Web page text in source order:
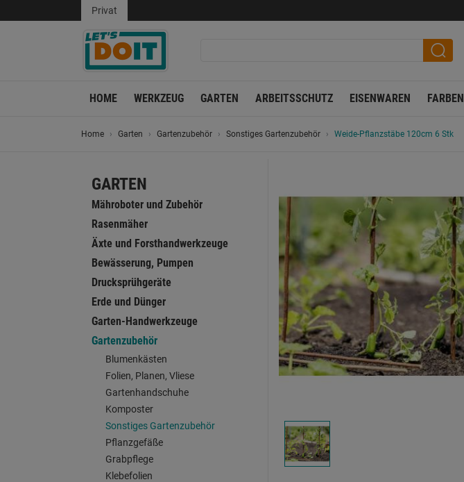
Privat
HOME WERKZEUG GARTEN ARBEITSSCHUTZ EISENWAREN FARBEN
Home Garten Gartenzubehör Sonstiges Gartenzubehör Weide-Pflanzstäbe 120cm 6 Stk
GARTEN
Mähroboter und Zubehör
Rasenmäher
Äxte und Forsthandwerkzeuge
Bewässerung, Pumpen
Drucksprühgeräte
Erde und Dünger
Garten-Handwerkzeuge
Gartenzubehör
Blumenkästen
Folien, Planen, Vliese
Gartenhandschuhe
Komposter
Sonstiges Gartenzubehör
Pflanzgefäße
Grabpflege
Klebefolien